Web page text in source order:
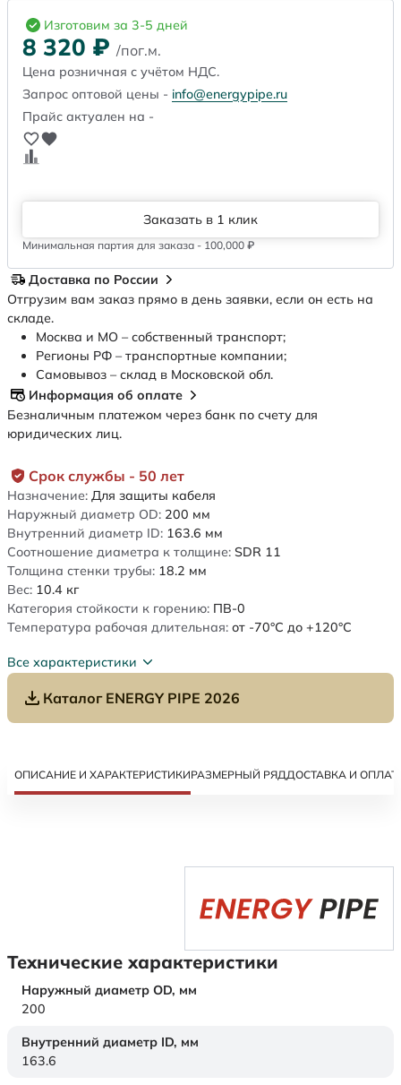
Срок службы - 50 лет
Назначение: Для защиты кабеля
Наружный диаметр OD: 200 мм
Внутренний диаметр ID: 163.6 мм
Соотношение диаметра к толщине: SDR 11
Толщина стенки трубы: 18.2 мм
Вес: 10.4 кг
Категория стойкости к горению: ПВ-0
Температура рабочая длительная: от -70°C до +120°C
Все характеристики
Каталог ENERGY PIPE 2026
Изготовим за 3-5 дней
8 320 ₽ /пог.м.
Цена розничная с учётом НДС.
Запрос оптовой цены - info@energypipe.ru
Прайс актуален на -
Заказать в 1 клик
Минимальная партия для заказа - 100,000 ₽
Доставка по России
Отгрузим вам заказ прямо в день заявки, если он есть на
складе.
Москва и МО – собственный транспорт;
Регионы РФ – транспортные компании;
Самовывоз – склад в Московской обл.
Информация об оплате
Безналичным платежом через банк по счету для
юридических лиц.
ОПИСАНИЕ И ХАРАКТЕРИСТИКИРАЗМЕРНЫЙ РЯДДОСТАВКА И
Технические характеристики
Наружный диаметр OD, мм
200
Внутренний диаметр ID, мм
163.6